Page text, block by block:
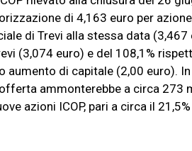
di 4,163 euro per
di Trevi alla stessa data (3,467
(3,074 euro) e del 108,1%
di capitale (2,00 euro).
ammonterebbe a circa 273
azioni ICOP, pari a circa il